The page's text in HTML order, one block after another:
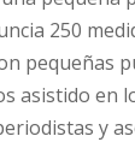
250
pequeñas
asistido en
y